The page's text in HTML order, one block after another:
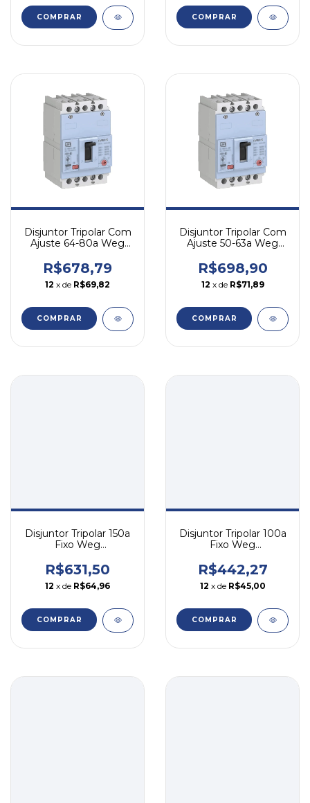
COMPRAR COMPRAR
Disjuntor Tripolar Com
Ajuste 64-80a Weg
R$678,79
12 x de R$69,82
COMPRAR
Disjuntor Tripolar Com
Ajuste 50-63a Weg
R$698,90
12 x de R$71,89
COMPRAR
Disjuntor Tripolar 150a
Fixo Weg
R$631,50
12 x de R$64,96
COMPRAR
Disjuntor Tripolar 100a
Fixo Weg
R$442,27
12 x de R$45,00
COMPRAR